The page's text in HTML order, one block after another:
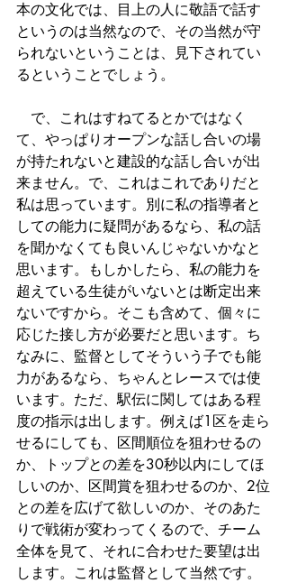
本の文化では、目上の人に敬語で話す
というのは当然なので、その当然が守
られないということは、見下されてい
るということでしょう。
で、これはすねてるとかではなく
て、やっぱりオープンな話し合いの場
が持たれないと建設的な話し合いが出
来ません。で、これはこれでありだと
私は思っています。別に私の指導者と
しての能力に疑問があるなら、私の話
を聞かなくても良いんじゃないかなと
思います。もしかしたら、私の能力を
超えている生徒がいないとは断定出来
ないですから。そこも含めて、個々に
応じた接し方が必要だと思います。ち
なみに、監督としてそういう子でも能
力があるなら、ちゃんとレースでは使
います。ただ、駅伝に関してはある程
度の指示は出します。例えば1区を走ら
せるにしても、区間順位を狙わせるの
か、トップとの差を30秒以内にしてほ
しいのか、区間賞を狙わせるのか、2位
との差を広げて欲しいのか、そのあた
りで戦術が変わってくるので、チーム
全体を見て、それに合わせた要望は出
します。これは監督として当然です。